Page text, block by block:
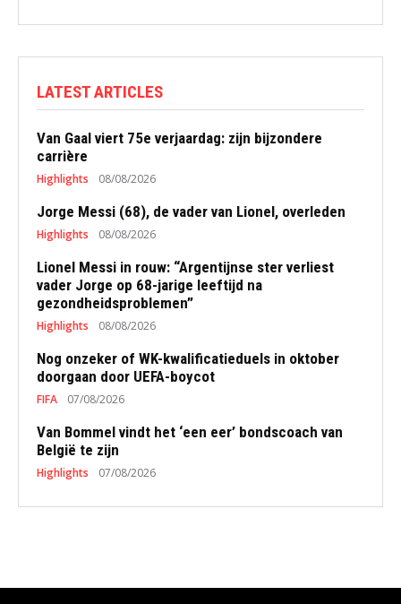
LATEST ARTICLES
Van Gaal viert 75e verjaardag: zijn bijzondere
carrière
Highlights 08/08/2026
Jorge Messi (68), de vader van Lionel, overleden
Highlights 08/08/2026
Lionel Messi in rouw: “Argentijnse ster verliest
vader Jorge op 68-jarige leeftijd na
gezondheidsproblemen”
Highlights 08/08/2026
Nog onzeker of WK-kwalificatieduels in oktober
doorgaan door UEFA-boycot
FIFA 07/08/2026
Van Bommel vindt het ‘een eer’ bondscoach van
België te zijn
Highlights 07/08/2026